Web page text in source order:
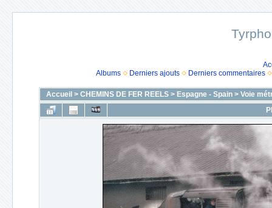
Albums
Derniers ajouts Derniers commentaires
Accueil > CHEMINS DE FER REELS> Espagne - Spain> Voie